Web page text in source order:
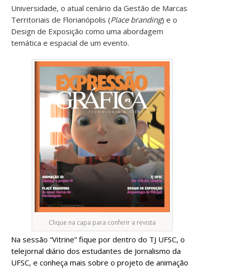
Universidade, o atual cenário da Gestão de Marcas
Territoriais de Florianópolis (Place branding) e o
Design de Exposição como uma abordagem
temática e espacial de um evento.
Clique na capa para conferir a revista
Na sessão “Vitrine” fique por dentro do TJ UFSC, o
telejornal diário dos estudantes de Jornalismo da
UFSC, e conheça mais sobre o projeto de animação